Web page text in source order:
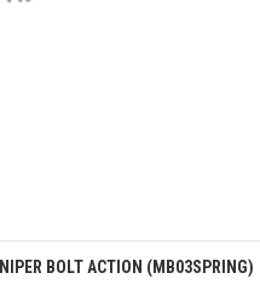
BOLT ACTION (MB03SPRING)